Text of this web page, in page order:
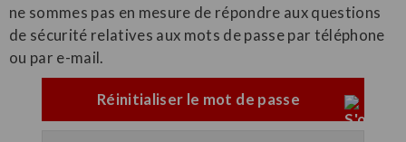
ne sommes pas en mesure de répondre aux questions
de sécurité relatives aux mots de passe par téléphone
ou par e-mail.
Réinitialiser le mot de passe